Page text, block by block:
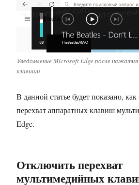
Уведомление Microsoft Edge после
клавиши
В данной статье будет показано,
перехват аппаратных клавиш
Edge.
Отключить перехват
мультимедийных